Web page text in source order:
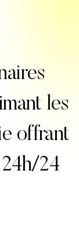
les
offrant
24